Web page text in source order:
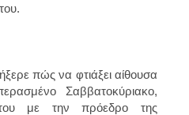
πώς να φτιάξει αίθουσα
Σαββατοκύριακο,
με την πρόεδρο της